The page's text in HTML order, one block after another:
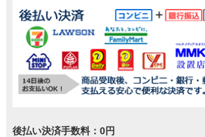
後払い決済手数料：0円